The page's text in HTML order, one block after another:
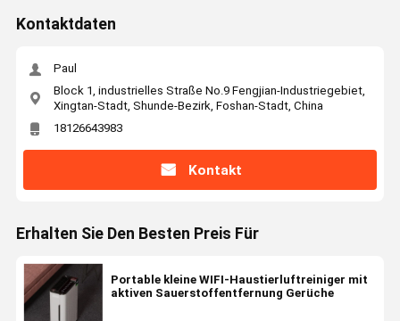
Kontaktdaten
Paul
Block 1, industrielles Straße No.9 Fengjian-Industriegebiet,
Xingtan-Stadt, Shunde-Bezirk, Foshan-Stadt, China
18126643983
Kontakt
Erhalten Sie Den Besten Preis Für
Portable kleine WIFI-Haustierluftreiniger mit
aktiven Sauerstoffentfernung Gerüche